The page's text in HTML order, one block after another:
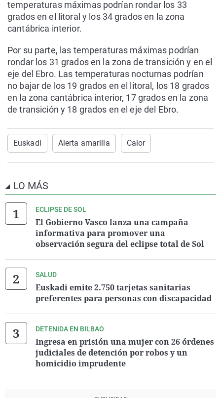
temperaturas máximas podrían rondar los 33
grados en el litoral y los 34 grados en la zona
cantábrica interior.
Por su parte, las temperaturas máximas podrían
rondar los 31 grados en la zona de transición y en el
eje del Ebro. Las temperaturas nocturnas podrían
no bajar de los 19 grados en el litoral, los 18 grados
en la zona cantábrica interior, 17 grados en la zona
de transición y 18 grados en el eje del Ebro.
Euskadi Alerta amarilla Calor
LO MÁS
ECLIPSE DE SOL
El Gobierno Vasco lanza una campaña
informativa para promover una
observación segura del eclipse total de Sol
SALUD
Euskadi emite 2.750 tarjetas sanitarias
preferentes para personas con discapacidad
DETENIDA EN BILBAO
Ingresa en prisión una mujer con 26 órdenes
judiciales de detención por robos y un
homicidio imprudente